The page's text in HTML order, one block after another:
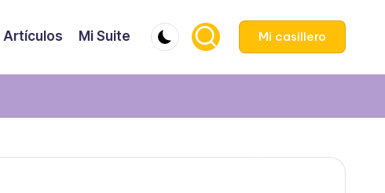
Artículos Mi Suite Mi casillero